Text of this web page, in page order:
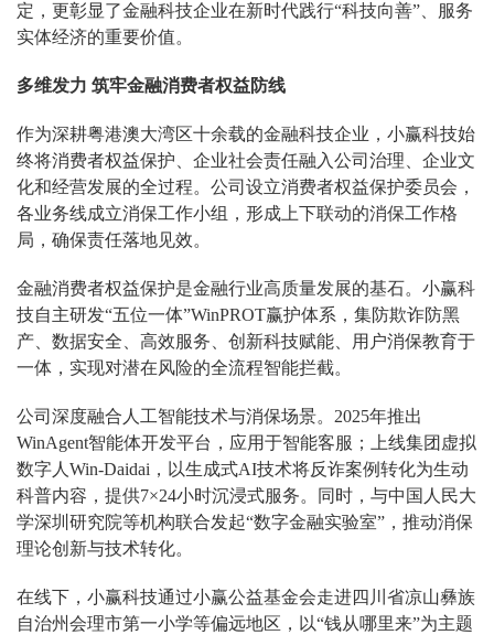
定，更彰显了金融科技企业在新时代践行“科技向善”、服务
实体经济的重要价值。
多维发力 筑牢金融消费者权益防线
作为深耕粤港澳大湾区十余载的金融科技企业，小赢科技始
终将消费者权益保护、企业社会责任融入公司治理、企业文
化和经营发展的全过程。公司设立消费者权益保护委员会，
各业务线成立消保工作小组，形成上下联动的消保工作格
局，确保责任落地见效。
金融消费者权益保护是金融行业高质量发展的基石。小赢科
技自主研发“五位一体”WinPROT赢护体系，集防欺诈防黑
产、数据安全、高效服务、创新科技赋能、用户消保教育于
一体，实现对潜在风险的全流程智能拦截。
公司深度融合人工智能技术与消保场景。2025年推出
WinAgent智能体开发平台，应用于智能客服；上线集团虚拟
数字人Win-Daidai，以生成式AI技术将反诈案例转化为生动
科普内容，提供7×24小时沉浸式服务。同时，与中国人民大
学深圳研究院等机构联合发起“数字金融实验室”，推动消保
理论创新与技术转化。
在线下，小赢科技通过小赢公益基金会走进四川省凉山彝族
自治州会理市第一小学等偏远地区，以“钱从哪里来”为主题